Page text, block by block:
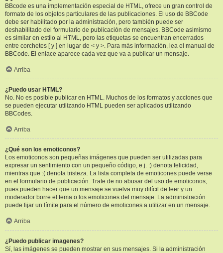
BBcode es una implementación especial de HTML, ofrece un gran control de
formato de los objetos particulares de las publicaciones. El uso de BBCode
debe ser habilitado por la administración, pero también puede ser
deshabilitado del formulario de publicación de mensajes. BBCode asimismo
es similar en estilo al HTML, pero las etiquetas se encuentran encerrados
entre corchetes [ y ] en lugar de < y >. Para más información, lea el manual de
BBCode. El enlace aparece cada vez que va a publicar un mensaje.
Arriba
¿Puedo usar HTML?
No. No es posible publicar en HTML. Muchos de los formatos y acciones que
se pueden ejecutar utilizando HTML pueden ser aplicados utilizando
BBCodes.
Arriba
¿Qué son los emoticonos?
Los emoticonos son pequeñas imágenes que pueden ser utilizadas para
expresar un sentimiento con un pequeño código, e.j. :) denota felicidad,
mientras que :( denota tristeza. La lista completa de emoticones puede verse
en el formulario de publicación. Trate de no abusar del uso de emoticonos,
pues pueden hacer que un mensaje se vuelva muy difícil de leer y un
moderador borre el tema o los emoticones del mensaje. La administración
puede fijar un límite para el número de emoticones a utilizar en un mensaje.
Arriba
¿Puedo publicar imagenes?
Sí, las imágenes se pueden mostrar en sus mensajes. Si la administración